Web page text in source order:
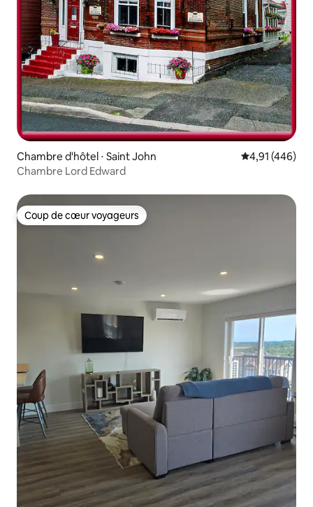
Chambre d'hôtel ⋅ Saint John Évaluation
4,91 (446)
Chambre Lord Edward
Coup de cœur voyageurs
Coup de cœur voyageurs